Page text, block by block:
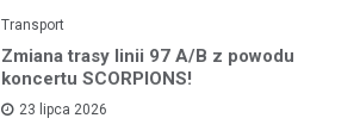
Transport
Zmiana trasy linii 97 A/B z powodu
koncertu SCORPIONS!
23 lipca 2026